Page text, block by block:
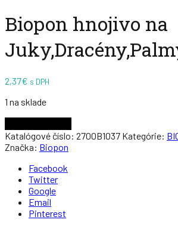
Biopon hnojivo na
2,37€ s DPH
1 na sklade
Katalógové číslo: 2700B1037 Kategórie:
Značka: Biopon
Facebook
Twitter
Google
Email
Pinterest